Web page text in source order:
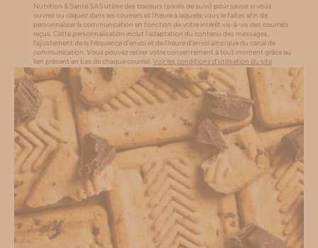
Nutrition & Santé SAS utilise des traceurs (pixels de suivi) pour savoir si vous
ouvrez ou cliquez dans les courriels et l’heure à laquelle vous le faites afin de
personnaliser la communication en fonction de votre intérêt vis-à-vis des courriels
reçus. Cette personnalisation inclut l’adaptation du contenu des messages,
l'ajustement de la fréquence d’envoi et de l’heure d’envoi ainsi que du canal de
communication. Vous pouvez retirer votre consentement à tout moment grâce au
lien présent en bas de chaque courriel.Voir les conditions d'utilisation du site